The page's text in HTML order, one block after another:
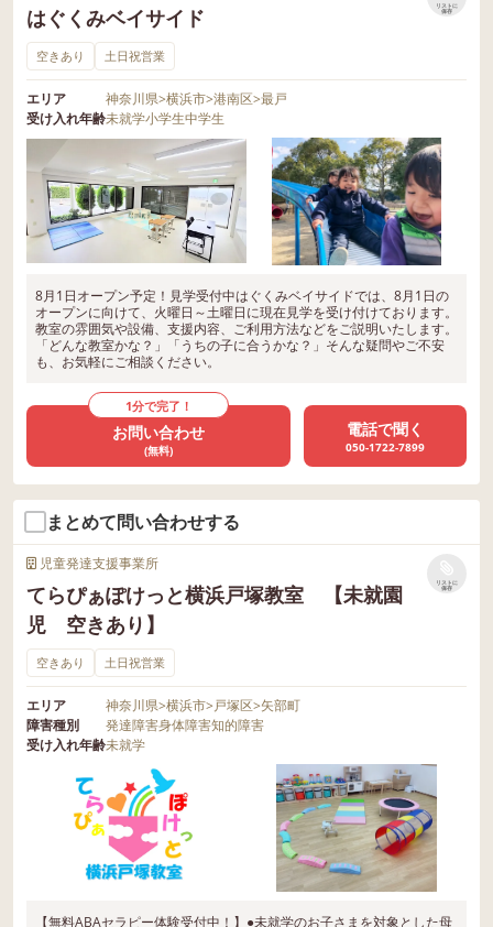
はぐくみベイサイド
リストに
保存
空きあり 土日祝営業
エリア 神奈川県>横浜市>港南区>最戸
受け入れ年齢未就学小学生中学生
8月1日オープン予定！見学受付中はぐくみベイサイドでは、8月1日の
オープンに向けて、火曜日～土曜日に現在見学を受け付けております。
教室の雰囲気や設備、支援内容、ご利用方法などをご説明いたします。
「どんな教室かな？」「うちの子に合うかな？」そんな疑問やご不安
も、お気軽にご相談ください。
1分で完了！
お問い合わせ
(無料)
電話で聞く
050-1722-7899
まとめて問い合わせする
児童発達支援事業所
てらぴぁぽけっと横浜戸塚教室 【未就園
児 空きあり】
リストに
保存
空きあり 土日祝営業
エリア 神奈川県>横浜市>戸塚区>矢部町
障害種別
発達障害身体障害知的障害
受け入れ年齢未就学
【無料ABAセラピー体験受付中！】●未就学のお子さまを対象とした母